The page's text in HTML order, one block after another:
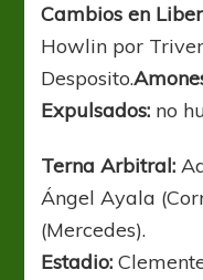
Cambios en
Howlin por
Desposito.
Expulsados: no
Terna Arbitral:
Ángel Ayala
(Mercedes).
Estadio: